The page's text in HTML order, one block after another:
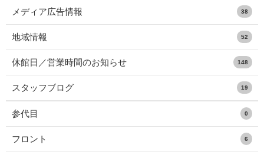
メディア広告情報 38
地域情報 52
休館日／営業時間のお知らせ 148
スタッフブログ 19
参代目 0
フロント 6